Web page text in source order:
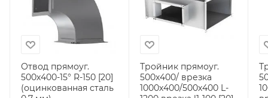
Отвод прямоуг.
500х400-15° R-150 [20]
(оцинкованная сталь
Тройник прямоуг.
500х400/ врезка
1000х400/500х400 L-